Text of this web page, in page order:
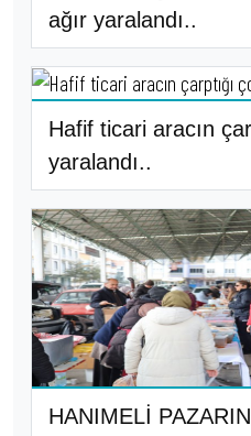
ağır yaralandı..
Hafif ticari aracın
yaralandı..
HANIMELİ